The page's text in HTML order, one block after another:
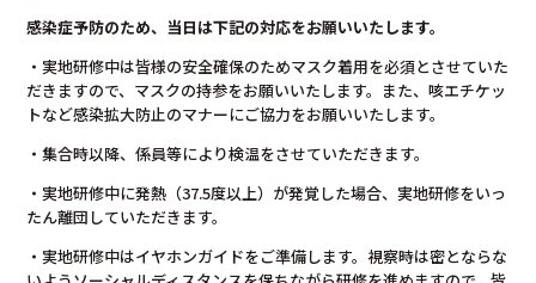
感染症予防のため、当日は下記の対応をお願いいたします。
・実地研修中は皆様の安全確保のためマスク着用を必須とさせていた
だきますので、マスクの持参をお願いいたします。また、咳エチケッ
トなど感染拡大防止のマナーにご協力をお願いいたします。
・集合時以降、係員等により検温をさせていただきます。
・実地研修中に発熱（37.5度以上）が発覚した場合、実地研修をいっ
たん離団していただきます。
・実地研修中はイヤホンガイドをご準備します。視察時は密とならな